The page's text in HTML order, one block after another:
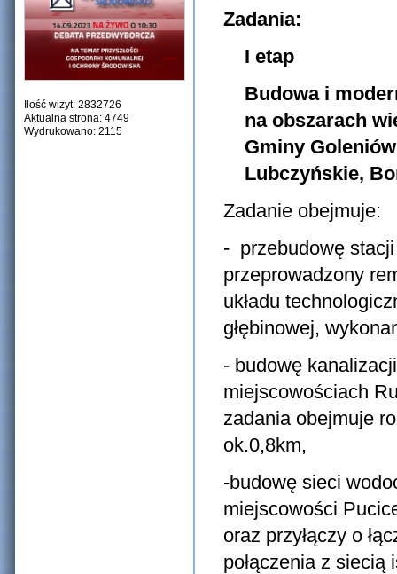
Ilość wizyt: 2832726
Aktualna strona: 4749
Wydrukowano: 2115
Zadania:
I etap
Budowa i
na obszarach
Gminy
Lubczyńskie,
Zadanie obejmuje:
- przebudowę
przeprowadzony
układu
głębinowej,
- budowę
miejscowościach
zadania obejmuje
ok.0,8km,
-budowę sieci
miejscowości
oraz przyłączy o
połączenia z siecią